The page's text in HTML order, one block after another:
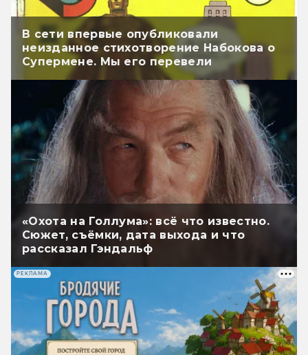
В сети впервые опубликовали
неизданное стихотворение Набокова о
Супермене. Мы его перевели
«Охота на Голлума»: всё что известно.
Сюжет, съёмки, дата выхода и что
рассказал Гэндальф
РЕКЛАМА